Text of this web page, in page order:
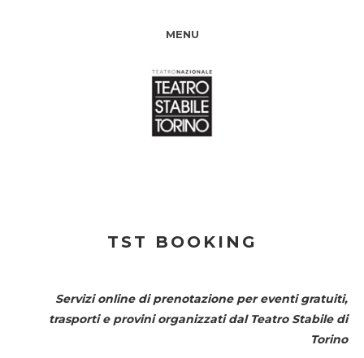
MENU
TST BOOKING
Servizi online di prenotazione per eventi gratuiti,
trasporti e provini organizzati dal Teatro Stabile di
Torino